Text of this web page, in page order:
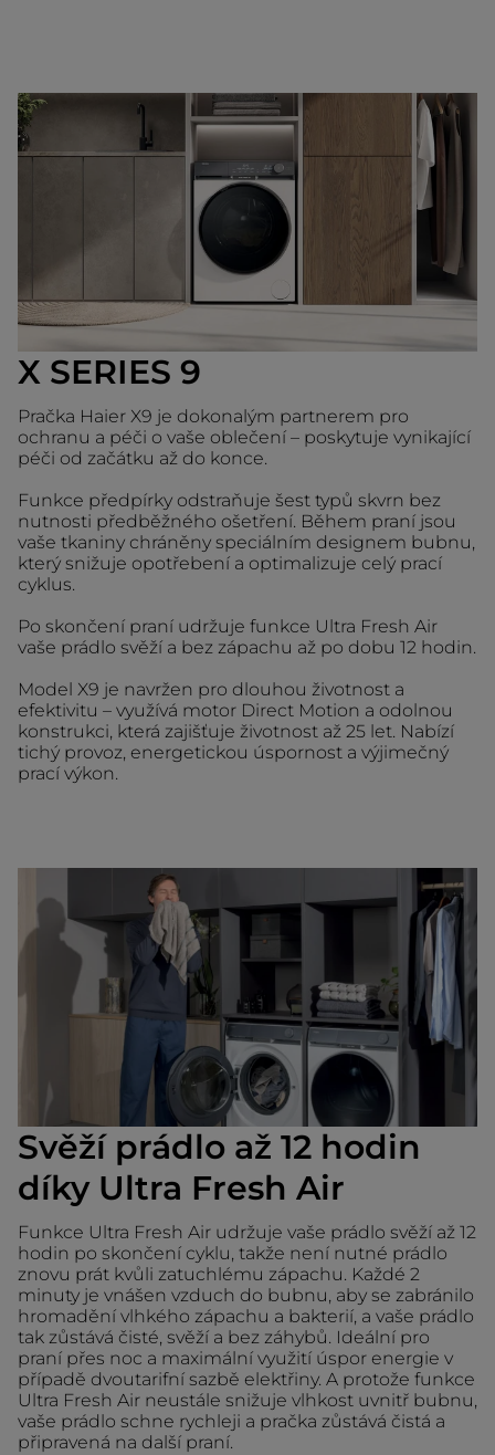
X SERIES 9
Pračka Haier X9 je dokonalým partnerem pro
ochranu a péči o vaše oblečení – poskytuje vynikající
péči od začátku až do konce.
Funkce předpírky odstraňuje šest typů skvrn bez
nutnosti předběžného ošetření. Během praní jsou
vaše tkaniny chráněny speciálním designem bubnu,
který snižuje opotřebení a optimalizuje celý prací
cyklus.
Po skončení praní udržuje funkce Ultra Fresh Air
vaše prádlo svěží a bez zápachu až po dobu 12 hodin.
Model X9 je navržen pro dlouhou životnost a
efektivitu – využívá motor Direct Motion a odolnou
konstrukci, která zajišťuje životnost až 25 let. Nabízí
tichý provoz, energetickou úspornost a výjimečný
prací výkon.
Svěží prádlo až 12 hodin
díky Ultra Fresh Air
Funkce Ultra Fresh Air udržuje vaše prádlo svěží až 12
hodin po skončení cyklu, takže není nutné prádlo
znovu prát kvůli zatuchlému zápachu. Každé 2
minuty je vnášen vzduch do bubnu, aby se zabránilo
hromadění vlhkého zápachu a bakterií, a vaše prádlo
tak zůstává čisté, svěží a bez záhybů. Ideální pro
praní přes noc a maximální využití úspor energie v
případě dvoutarifní sazbě elektřiny. A protože funkce
Ultra Fresh Air neustále snižuje vlhkost uvnitř bubnu,
vaše prádlo schne rychleji a pračka zůstává čistá a
připravená na další praní.